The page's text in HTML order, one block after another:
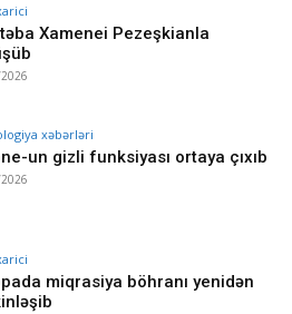
Xamenei Pezeşkianla
xəbərləri
un gizli funksiyası ortaya çıxıb
miqrasiya böhranı yenidən